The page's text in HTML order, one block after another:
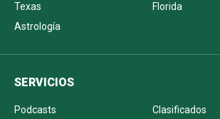
Texas
Florida
Astrología
SERVICIOS
Podcasts
Clasificados